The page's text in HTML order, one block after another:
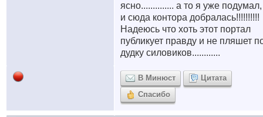
ясно.............. а то я уже подумал,
и сюда контора добралась!!!!!!!!!!
Надеюсь что хоть этот портал
публикует правду и не пляшет
дудку силовиков............
В Минюст
Цитата
Спасибо